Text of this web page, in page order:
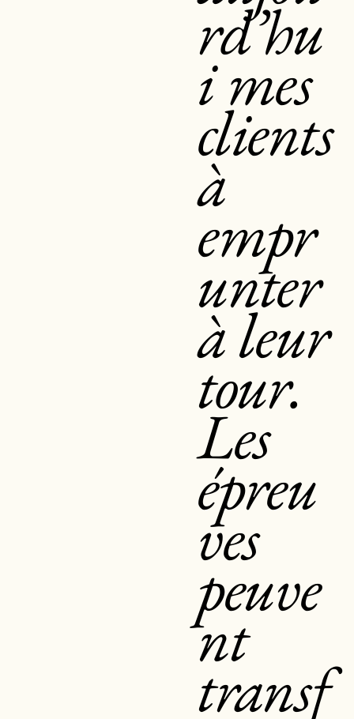
rd’hu
i mes
clients
à
empr
unter
à leur
tour.
Les
épreu
ves
peuve
nt
transf